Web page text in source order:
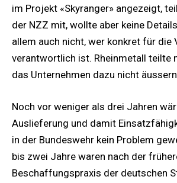
im Projekt «Skyranger» angezeigt,
der NZZ mit, wollte aber keine
allem auch nicht, wer konkret für die
verantwortlich ist. Rheinmetall teilte
das Unternehmen dazu nicht
Noch vor weniger als drei Jahren
Auslieferung und damit
in der Bundeswehr kein Problem
bis zwei Jahre waren nach der
Beschaffungspraxis der deutschen